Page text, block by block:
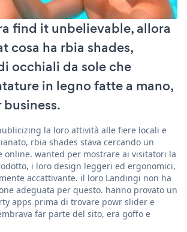
find it unbelievable, allora
cosa ha rbia shades,
occhiali da sole che
in legno fatte a mano,
la loro attività alle fiere locali e
rbia shades stava cercando un
online. wanted per mostrare ai visitatori la
i loro design leggeri ed ergonomici,
accattivante. il loro Landingi non ha
adeguata per questo. hanno provato un
apps prima di trovare powr slider e
far parte del sito, era goffo e